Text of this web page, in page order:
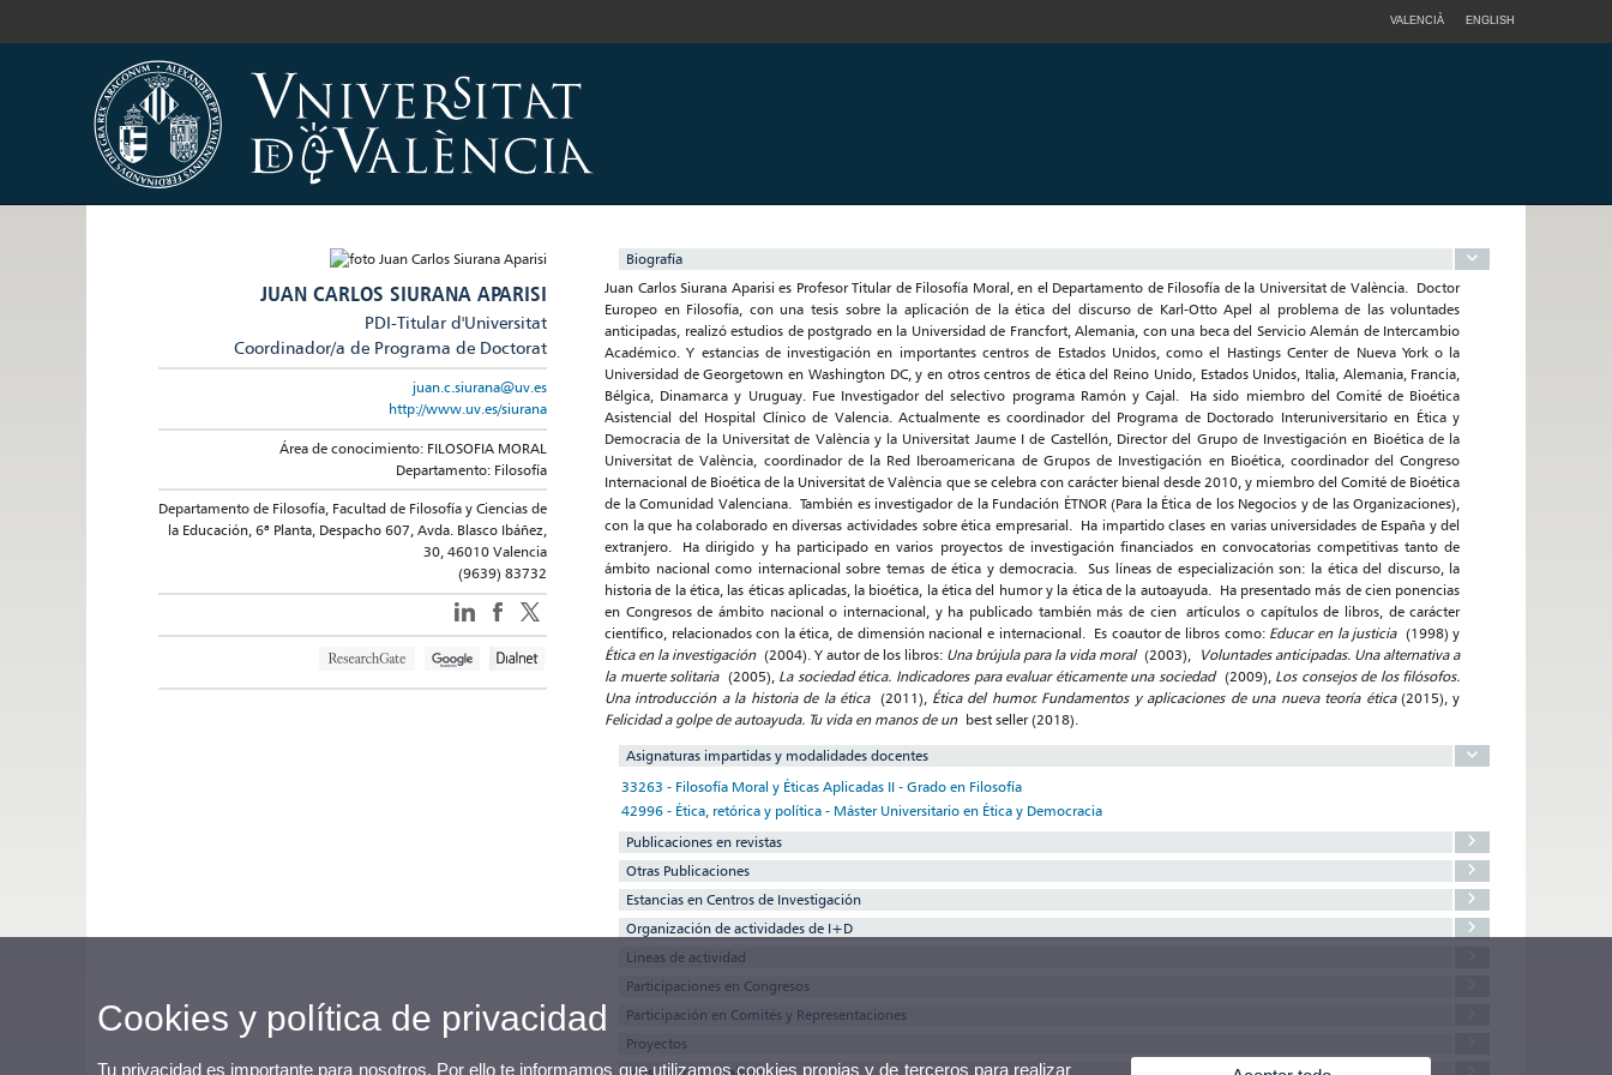
VALENCIÀ ENGLISH
JUAN CARLOS SIURANA APARISI
PDI-Titular d'Universitat
Coordinador/a de Programa de Doctorat
juan.c.siurana@uv.es
http://www.uv.es/siurana
Área de conocimiento: FILOSOFIA MORAL
Departamento: Filosofía
Departamento de Filosofía, Facultad de Filosofía y Ciencias de
la Educación, 6ª Planta, Despacho 607, Avda. Blasco Ibáñez,
30, 46010 Valencia
(9639) 83732
Biografía
Juan Carlos Siurana Aparisi es Profesor Titular de Filosofía Moral, en el Departamento de Filosofía de la Universitat de València. Doctor
Europeo en Filosofía, con una tesis sobre la aplicación de la ética del discurso de Karl-Otto Apel al problema de las voluntades
anticipadas, realizó estudios de postgrado en la Universidad de Francfort, Alemania, con una beca del Servicio Alemán de Intercambio
Académico. Y estancias de investigación en importantes centros de Estados Unidos, como el Hastings Center de Nueva York o la
Universidad de Georgetown en Washington DC, y en otros centros de ética del Reino Unido, Estados Unidos, Italia, Alemania, Francia,
Bélgica, Dinamarca y Uruguay. Fue Investigador del selectivo programa Ramón y Cajal. Ha sido miembro del Comité de Bioética
Asistencial del Hospital Clínico de Valencia. Actualmente es coordinador del Programa de Doctorado Interuniversitario en Ética y
Democracia de la Universitat de València y la Universitat Jaume I de Castellón, Director del Grupo de Investigación en Bioética de la
Universitat de València, coordinador de la Red Iberoamericana de Grupos de Investigación en Bioética, coordinador del Congreso
Internacional de Bioética de la Universitat de València que se celebra con carácter bienal desde 2010, y miembro del Comité de Bioética
de la Comunidad Valenciana. También es investigador de la Fundación ÉTNOR (Para la Ética de los Negocios y de las Organizaciones),
con la que ha colaborado en diversas actividades sobre ética empresarial. Ha impartido clases en varias universidades de España y del
extranjero. Ha dirigido y ha participado en varios proyectos de investigación financiados en convocatorias competitivas tanto de
ámbito nacional como internacional sobre temas de ética y democracia. Sus líneas de especialización son: la ética del discurso, la
historia de la ética, las éticas aplicadas, la bioética, la ética del humor y la ética de la autoayuda. Ha presentado más de cien ponencias
en Congresos de ámbito nacional o internacional, y ha publicado también más de cien artículos o capítulos de libros, de carácter
científico, relacionados con la ética, de dimensión nacional e internacional. Es coautor de libros como: Educar en la justicia (1998) y
Ética en la investigación(2004). Y autor de los libros: Una brújula para la vida moral(2003), Voluntades anticipadas. Una alternativa a
la muerte solitaria (2005), La sociedad ética. Indicadores para evaluar éticamente una sociedad (2009), Los consejos de los filósofos.
Una introducción a la historia de la ética (2011), Ética del humor. Fundamentos y aplicaciones de una nueva teoría ética (2015), y
Felicidad a golpe de autoayuda. Tu vida en manos de un best seller (2018).
Asignaturas impartidas y modalidades docentes
33263 - Filosofía Moral y Éticas Aplicadas II - Grado en Filosofía
42996 - Ética, retórica y política - Máster Universitario en Ética y Democracia
Publicaciones en revistas
Otras Publicaciones
Estancias en Centros de Investigación
Organización de actividades de I+D
Lineas de actividad
Participaciones en Congresos
Participación en Comités y Representaciones
Proyectos
Cookies y política de privacidad
Tu privacidad es importante para nosotros. Por ello te informamos que utilizamos cookies propias y de terceros para realizar